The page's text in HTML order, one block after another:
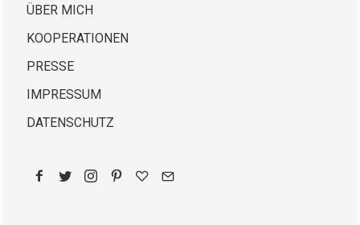
ÜBER MICH
KOOPERATIONEN
PRESSE
IMPRESSUM
DATENSCHUTZ